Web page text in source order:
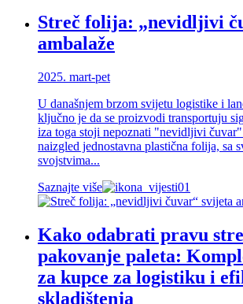
Streč folija: „nevidljivi
ambalaže
2025. mart-pet
U današnjem brzom svijetu logistike i
ključno je da se proizvodi transportuju
iza toga stoji nepoznati "nevidljivi
naizgled jednostavna plastična folija, sa
svojstvima...
Saznajte više
Kako odabrati pravu
pakovanje paleta:
za kupce za logistiku i
skladištenja